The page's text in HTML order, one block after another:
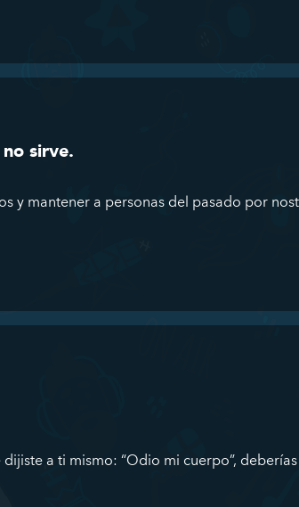
sirve.
y mantener a personas del pasado por
a ti mismo: “Odio mi cuerpo”,